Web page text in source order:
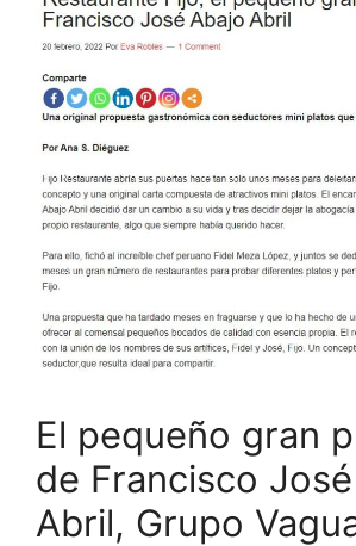
El pequeño gran
de Francisco
Abril, Grupo